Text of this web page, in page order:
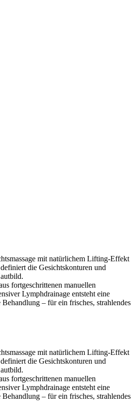
mit natürlichem Lifting-Effekt
die Gesichtskonturen und
fortgeschrittenen manuellen
Lymphdrainage entsteht eine
– für ein frisches, strahlendes
mit natürlichem Lifting-Effekt
die Gesichtskonturen und
fortgeschrittenen manuellen
Lymphdrainage entsteht eine
– für ein frisches, strahlendes